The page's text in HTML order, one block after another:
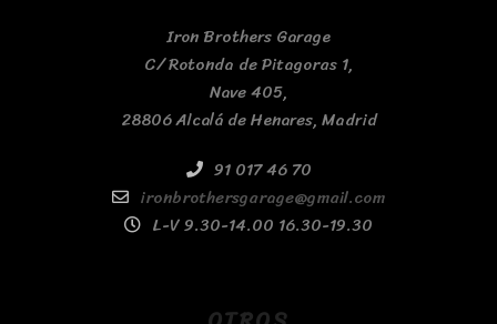
Iron Brothers Garage
C/ Rotonda de Pitagoras 1,
Nave 405,
28806 Alcalá de Henares, Madrid
91 017 46 70
ironbrothersgarage@gmail.com
L-V 9.30-14.00 16.30-19.30